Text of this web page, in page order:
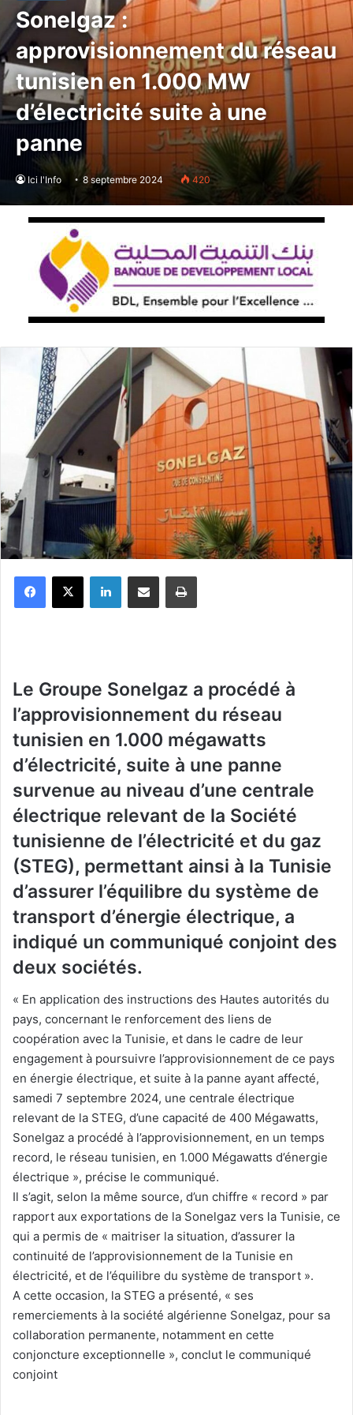
Sonelgaz :
approvisionnement du réseau
tunisien en 1.000 MW
d’électricité suite à une
panne
Ici l'Info 8 septembre 2024 420
Le Groupe Sonelgaz a procédé à
l’approvisionnement du réseau
tunisien en 1.000 mégawatts
d’électricité, suite à une panne
survenue au niveau d’une centrale
électrique relevant de la Société
tunisienne de l’électricité et du gaz
(STEG), permettant ainsi à la Tunisie
d’assurer l’équilibre du système de
transport d’énergie électrique, a
indiqué un communiqué conjoint des
deux sociétés.
« En application des instructions des Hautes autorités du
pays, concernant le renforcement des liens de
coopération avec la Tunisie, et dans le cadre de leur
engagement à poursuivre l’approvisionnement de ce pays
en énergie électrique, et suite à la panne ayant affecté,
samedi 7 septembre 2024, une centrale électrique
relevant de la STEG, d’une capacité de 400 Mégawatts,
Sonelgaz a procédé à l’approvisionnement, en un temps
record, le réseau tunisien, en 1.000 Mégawatts d’énergie
électrique », précise le communiqué.
Il s’agit, selon la même source, d’un chiffre « record » par
rapport aux exportations de la Sonelgaz vers la Tunisie, ce
qui a permis de « maitriser la situation, d’assurer la
continuité de l’approvisionnement de la Tunisie en
électricité, et de l’équilibre du système de transport ».
A cette occasion, la STEG a présenté, « ses
remerciements à la société algérienne Sonelgaz, pour sa
collaboration permanente, notamment en cette
conjoncture exceptionnelle », conclut le communiqué
conjoint